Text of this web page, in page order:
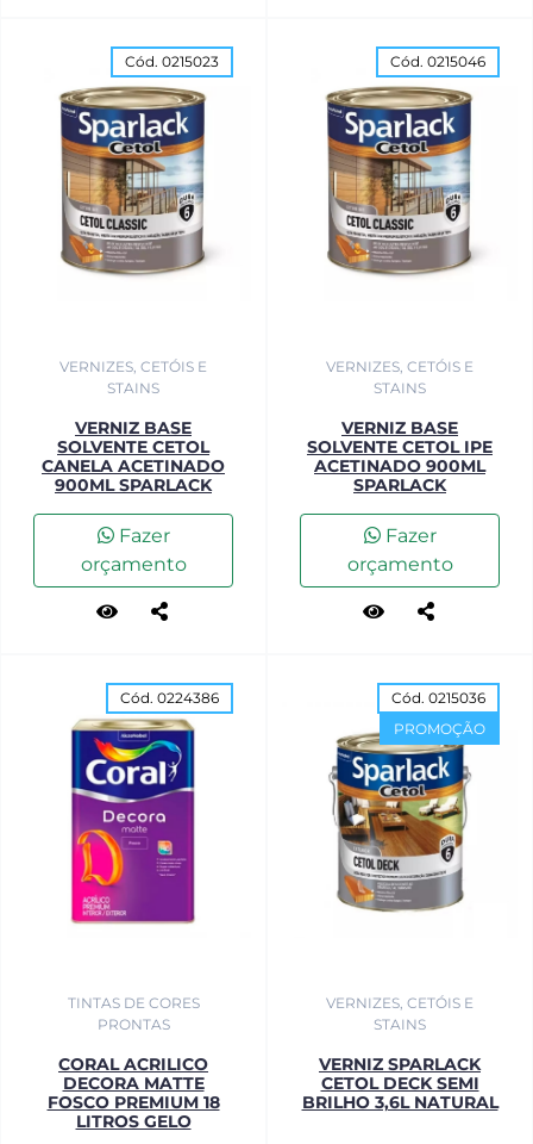
Cód. 0215023
VERNIZES, CETÓIS E
STAINS
VERNIZ BASE
SOLVENTE CETOL
CANELA ACETINADO
900ML SPARLACK
Fazer
orçamento
Cód. 0215046
VERNIZES, CETÓIS E
STAINS
VERNIZ BASE
SOLVENTE CETOL IPE
ACETINADO 900ML
SPARLACK
Fazer
orçamento
Cód. 0224386
TINTAS DE CORES
PRONTAS
CORAL ACRILICO
DECORA MATTE
FOSCO PREMIUM 18
LITROS GELO
Cód. 0215036
PROMOÇÃO
VERNIZES, CETÓIS E
STAINS
VERNIZ SPARLACK
CETOL DECK SEMI
BRILHO 3,6L NATURAL